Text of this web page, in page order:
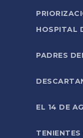
HOSPITAL
PADRES
EL 14 DE